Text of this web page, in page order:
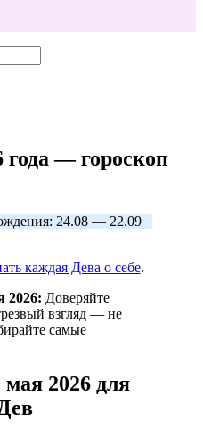
года — гороскоп
24.08 — 22.09
каждая Дева о себе.
2026: Доверяйте
взгляд — не
самые
2026 для